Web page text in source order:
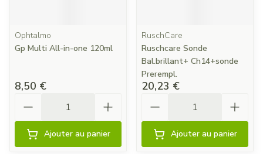
Ophtalmo
Gp Multi All-in-one 120ml
8,50 €
Ajouter au panier
RuschCare
Ruschcare Sonde
Bal.brillant+ Ch14+sonde
Prerempl.
20,23 €
Ajouter au panier